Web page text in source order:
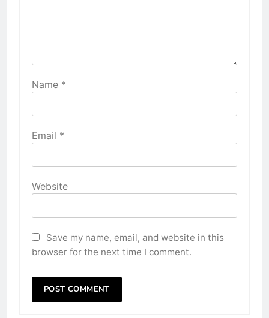
Name *
Email *
Website
Save my name, email, and website in this
browser for the next time I comment.